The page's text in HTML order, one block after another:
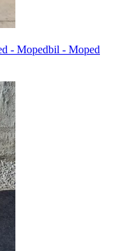
- Mopedbil - Moped